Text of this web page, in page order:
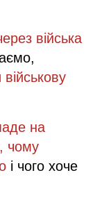
війська
на
чому
і чого хоче